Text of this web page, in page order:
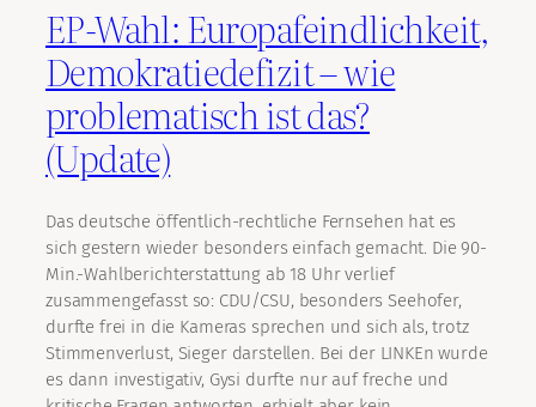
EP-Wahl: Europafeindlichkeit,
Demokratiedefizit – wie
problematisch ist das?
(Update)
Das deutsche öffentlich-rechtliche Fernsehen hat es
sich gestern wieder besonders einfach gemacht. Die 90-
Min.-Wahlberichterstattung ab 18 Uhr verlief
zusammengefasst so: CDU/CSU, besonders Seehofer,
durfte frei in die Kameras sprechen und sich als, trotz
Stimmenverlust, Sieger darstellen. Bei der LINKEn wurde
es dann investigativ, Gysi durfte nur auf freche und